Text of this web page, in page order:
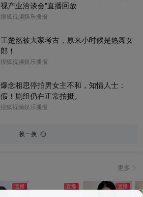
视产业洽谈会”直播回放
搜狐视频娱乐播报
王楚然被大家考古，原来小时候是热舞女
郎！
搜狐视频娱乐播报
爆念相思停拍男女主不和，知情人士：
假！剧组仍在正常拍摄。
搜狐视频娱乐播报
换一换
更多